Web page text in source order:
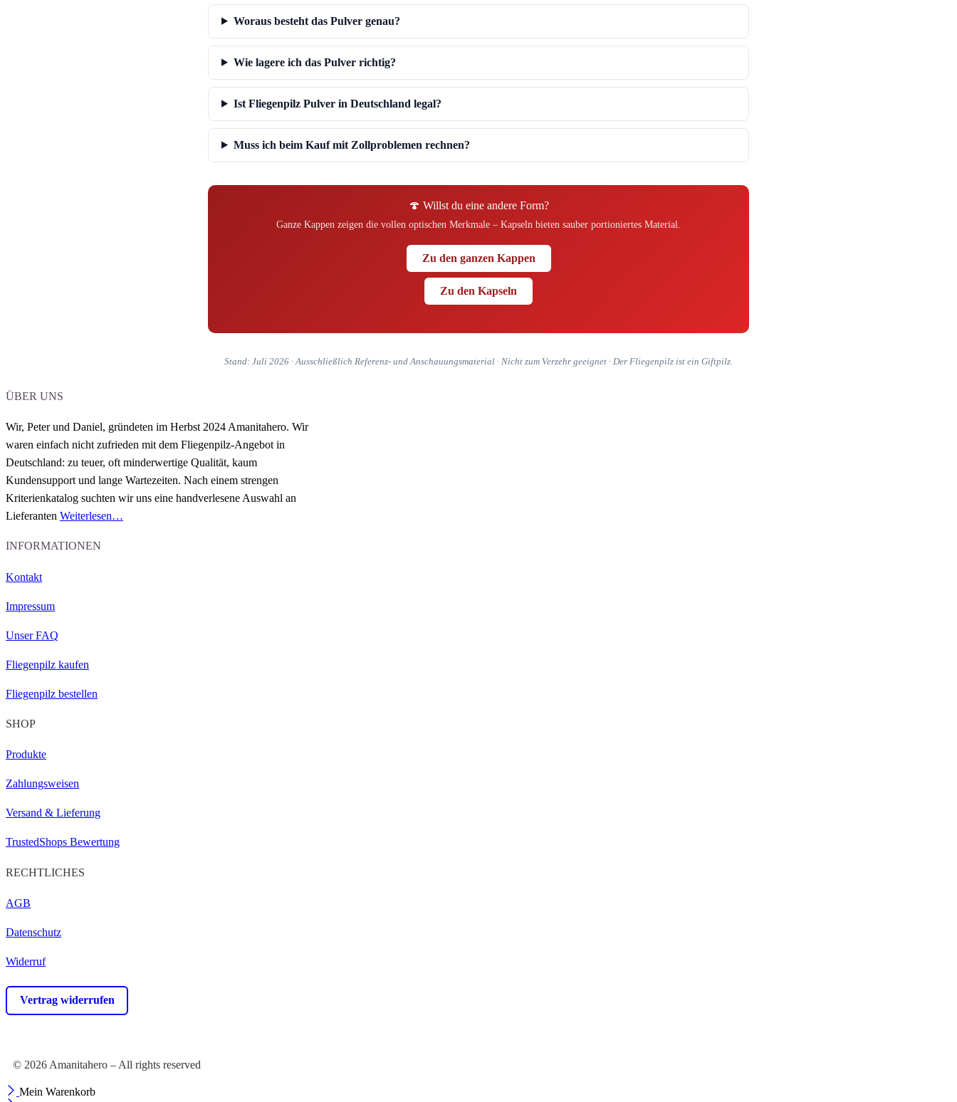
Woraus besteht das Pulver genau?
Wie lagere ich das Pulver richtig?
Ist Fliegenpilz Pulver in Deutschland legal?
Muss ich beim Kauf mit Zollproblemen rechnen?
🍄 Willst du eine andere Form?
Ganze Kappen zeigen die vollen optischen Merkmale – Kapseln bieten sauber portioniertes Material.
Zu den ganzen Kappen
Zu den Kapseln
Stand: Juli 2026 · Ausschließlich Referenz- und Anschauungsmaterial · Nicht zum Verzehr geeignet · Der Fliegenpilz ist ein Giftpilz.
ÜBER UNS
Wir, Peter und Daniel, gründeten im Herbst 2024 Amanitahero. Wir
waren einfach nicht zufrieden mit dem Fliegenpilz-Angebot in
Deutschland: zu teuer, oft minderwertige Qualität, kaum
Kundensupport und lange Wartezeiten. Nach einem strengen
Kriterienkatalog suchten wir uns eine handverlesene Auswahl an
Lieferanten Weiterlesen…
INFORMATIONEN
Kontakt
Impressum
Unser FAQ
Fliegenpilz kaufen
Fliegenpilz bestellen
SHOP
Produkte
Zahlungsweisen
Versand & Lieferung
TrustedShops Bewertung
RECHTLICHES
AGB
Datenschutz
Widerruf
Vertrag widerrufen
© 2026 Amanitahero – All rights reserved
Mein Warenkorb